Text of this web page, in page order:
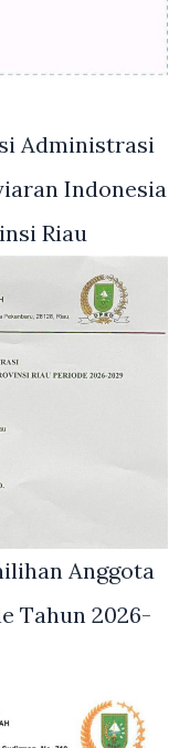
Administrasi
Indonesia
Riau
Anggota
Tahun 2026-